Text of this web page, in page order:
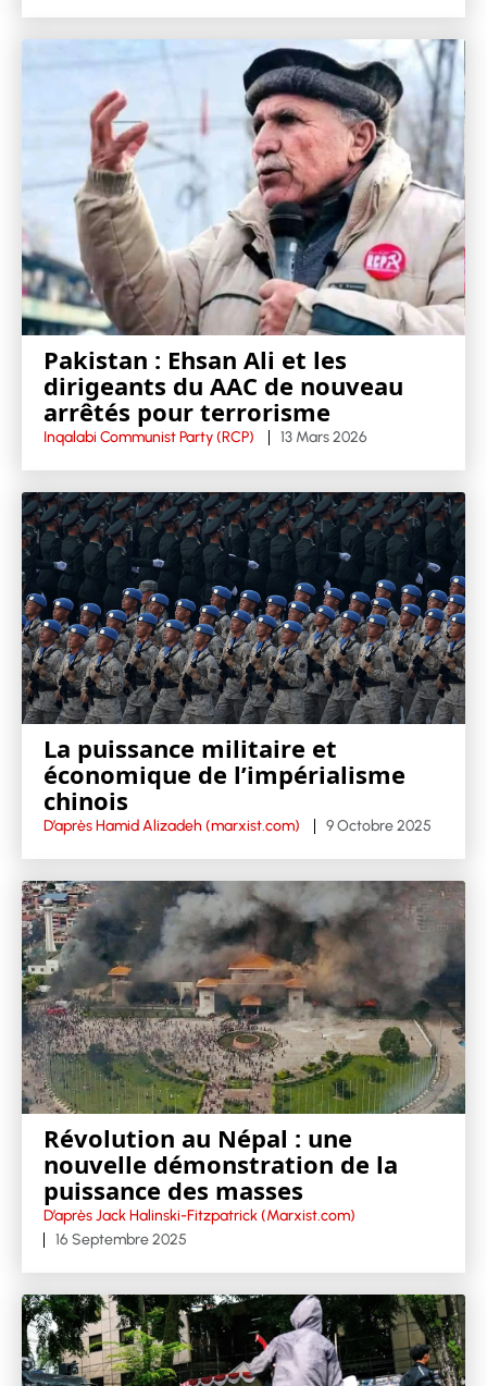
Pakistan : Ehsan Ali et les
dirigeants du AAC de nouveau
arrêtés pour terrorisme
Inqalabi Communist Party (RCP) 13 Mars 2026
La puissance militaire et
économique de l’impérialisme
chinois
D’après Hamid Alizadeh (marxist.com) 9 Octobre 2025
Révolution au Népal : une
nouvelle démonstration de la
puissance des masses
D’après Jack Halinski-Fitzpatrick (Marxist.com)
16 Septembre 2025